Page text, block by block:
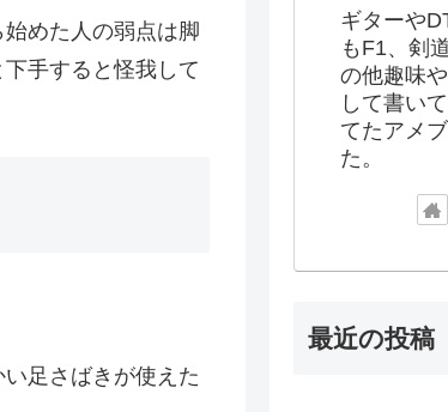
めた人の弱点は脚
手すると怪我して
足さばきが使えた
ギターや
もF1、剣
の他趣味
して書い
てたアメ
た。
最近の投稿